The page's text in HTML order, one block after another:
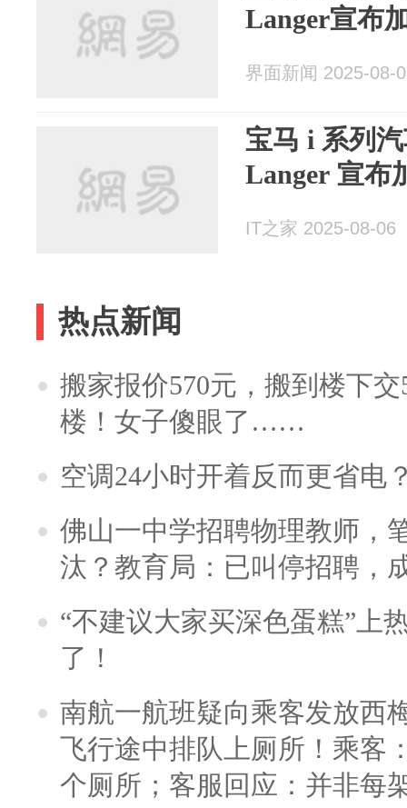
Langer宣布
界面新闻 2025-08-
宝马 i 系列
Langer 宣布
IT之家 2025-08-06
热点新闻
搬家报价570元，搬到楼下
楼！女子傻眼了……
空调24小时开着反而更省电
佛山一中学招聘物理教师，
汰？教育局：已叫停招聘，
“不建议大家买深色蛋糕”上
了！
南航一航班疑向乘客发放西
飞行途中排队上厕所！乘客
个厕所；客服回应：并非每